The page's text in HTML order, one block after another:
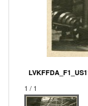
1 / 1